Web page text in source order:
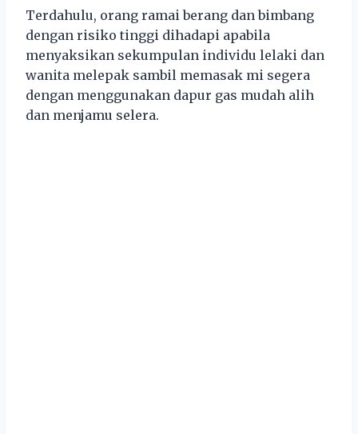
Terdahulu, orang ramai berang dan bimbang
dengan risiko tinggi dihadapi apabila
menyaksikan sekumpulan individu lelaki dan
wanita melepak sambil memasak mi segera
dengan menggunakan dapur gas mudah alih
dan menjamu selera.